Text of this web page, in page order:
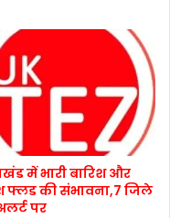
में भारी बारिश और
की संभावना,7 जिले
पर